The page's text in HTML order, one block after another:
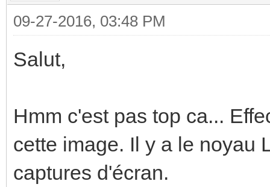
09-27-2016, 03:48 PM
Salut,
Hmm c'est pas top ca...
cette image. Il y a le noyau
captures d'écran.